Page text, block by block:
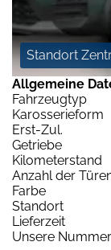
Standort
Allgemeine
Fahrzeugtyp
Karosserieform
Erst-Zul.
Getriebe
Kilometerstand
Anzahl der
Farbe
Standort
Lieferzeit
Unsere Nummer